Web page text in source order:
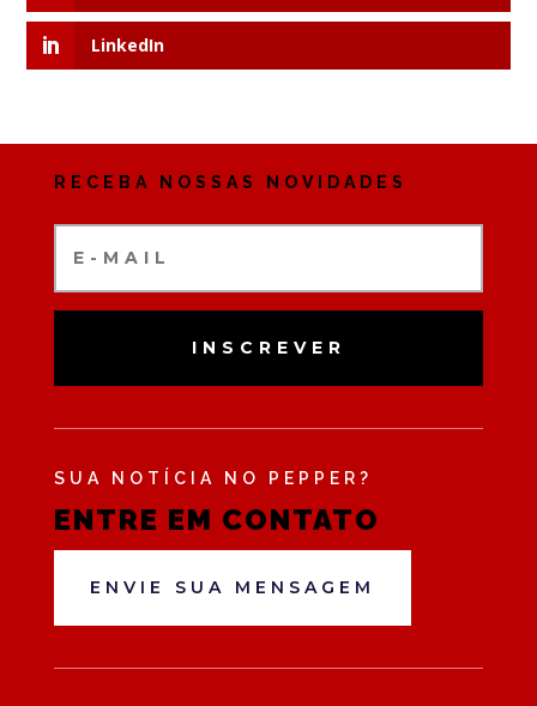
LinkedIn
RECEBA NOSSAS NOVIDADES
INSCREVER
SUA NOTÍCIA NO PEPPER?
ENTRE EM CONTATO
ENVIE SUA MENSAGEM